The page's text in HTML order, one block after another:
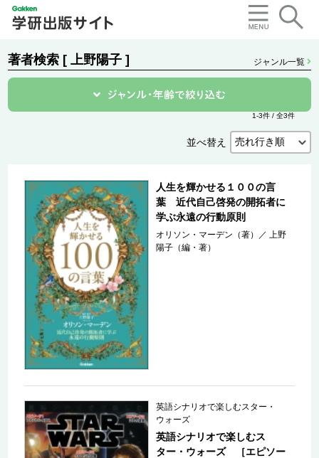
著者検索 [ 上野陽子 ] ジャンル一覧
1-3件 / 全3件
並べ替え
人生を輝かせる１００の言
葉 近代自己啓発の開拓者に
学ぶ永遠の行動原則
オリソン・マーデン（著） ／上野
陽子（編・著）
英語シナリオで楽しむスター・
ウォーズ
英語シナリオで楽しむス
ター・ウォーズ ［エピソー